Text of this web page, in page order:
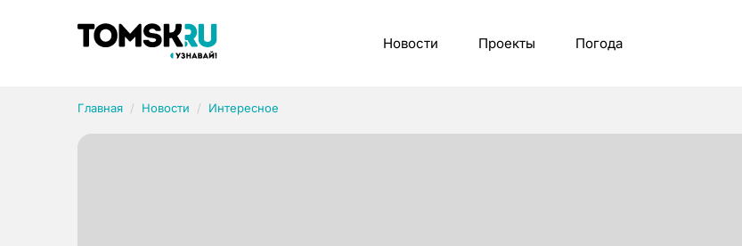
Новости Проекты Погода
Главная Новости Интересное
Рубрики